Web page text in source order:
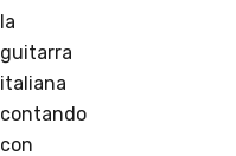
la
guitarra
italiana
contando
con